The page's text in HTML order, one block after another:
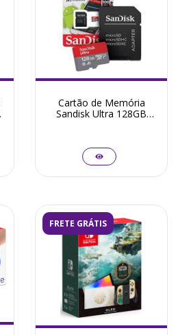
Cartão de Memória
Sandisk Ultra 128GB
FRETE GRÁTIS